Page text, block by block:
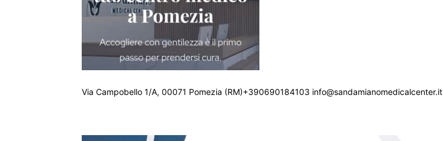
Via Campobello 1/A, 00071 Pomezia (RM)+390690184103 info@sandamianomedicalcenter.it